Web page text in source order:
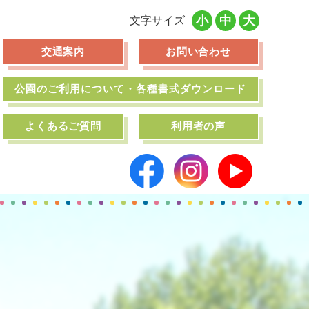
文字サイズ 小 中 大
交通案内 お問い合わせ
公園のご利用について・各種書式ダウンロード
よくあるご質問 利用者の声